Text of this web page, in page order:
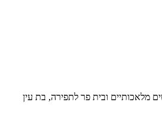
מלאכותיים ובית פר לתפירה, בת עין